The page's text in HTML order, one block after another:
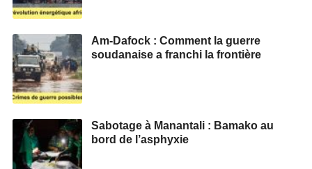
Am-Dafock : Comment la guerre
soudanaise a franchi la frontière
Sabotage à Manantali : Bamako au
bord de l’asphyxie